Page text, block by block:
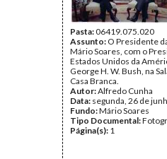
Pasta:06419.075.020
Assunto: O Presidente
Mário Soares, com o
Estados Unidos da
George H. W. Bush, na
Casa Branca.
Autor:Alfredo Cunha
Data: segunda, 26 de
Fundo:Mário Soares
Tipo Documental:
Página(s): 1